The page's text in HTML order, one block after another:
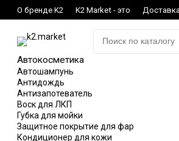
О бренде K2 K2 Market - это
Автокосметика
Автошампунь
Антидождь
Антизапотеватель
Воск для ЛКП
Губка для мойки
Защитное покрытие для фар
Кондиционер для кожи